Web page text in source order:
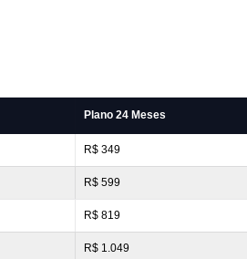
Plano 24 Meses
R$ 349
R$ 599
R$ 819
R$ 1.049